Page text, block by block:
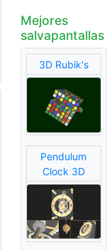
Mejores
salvapantallas
3D Rubik's
Pendulum
Clock 3D